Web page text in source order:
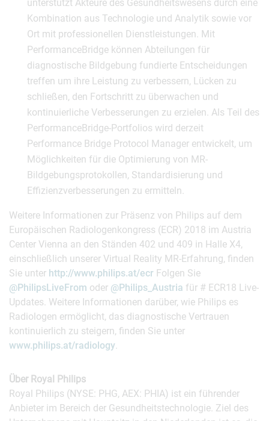
unterstützt Akteure des Gesundheitswesens durch eine
Kombination aus Technologie und Analytik sowie vor
Ort mit professionellen Dienstleistungen. Mit
PerformanceBridge können Abteilungen für
diagnostische Bildgebung fundierte Entscheidungen
treffen um ihre Leistung zu verbessern, Lücken zu
schließen, den Fortschritt zu überwachen und
kontinuierliche Verbesserungen zu erzielen. Als Teil des
PerformanceBridge-Portfolios wird derzeit
Performance Bridge Protocol Manager entwickelt, um
Möglichkeiten für die Optimierung von MR-
Bildgebungsprotokollen, Standardisierung und
Effizienzverbesserungen zu ermitteln.
Weitere Informationen zur Präsenz von Philips auf dem
Europäischen Radiologenkongress (ECR) 2018 im Austria
Center Vienna an den Ständen 402 und 409 in Halle X4,
einschließlich unserer Virtual Reality MR-Erfahrung, finden
Sie unter http://www.philips.at/ecr Folgen Sie
@PhilipsLiveFrom oder @Philips_Austria für # ECR18 Live-
Updates. Weitere Informationen darüber, wie Philips es
Radiologen ermöglicht, das diagnostische Vertrauen
kontinuierlich zu steigern, finden Sie unter
www.philips.at/radiology.
Über Royal Philips
Royal Philips (NYSE: PHG, AEX: PHIA) ist ein führender
Anbieter im Bereich der Gesundheitstechnologie. Ziel des